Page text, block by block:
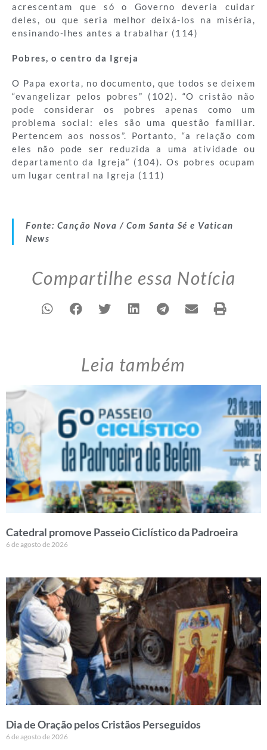
acrescentam que só o Governo deveria cuidar
deles, ou que seria melhor deixá-los na miséria,
ensinando-lhes antes a trabalhar (114)
Pobres, o centro da Igreja
O Papa exorta, no documento, que todos se deixem
“evangelizar pelos pobres” (102). “O cristão não
pode considerar os pobres apenas como um
problema social: eles são uma questão familiar.
Pertencem aos nossos”. Portanto, “a relação com
eles não pode ser reduzida a uma atividade ou
departamento da Igreja” (104). Os pobres ocupam
um lugar central na Igreja (111)
Fonte: Canção Nova / Com Santa Sé e Vatican
News
Compartilhe essa Notícia
Leia também
Catedral promove Passeio Ciclístico da Padroeira
6 de agosto de 2026
Dia de Oração pelos Cristãos Perseguidos
6 de agosto de 2026